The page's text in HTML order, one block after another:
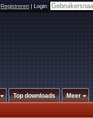
Registreren|Login:
Top downloads Meer